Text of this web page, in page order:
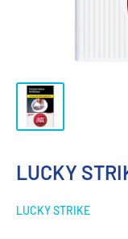
LUCKY
LUCKY STRIKE